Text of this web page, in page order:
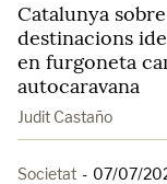
Catalunya
destinacions
en furgoneta
autocaravana
Judit Castaño
Societat - 07/07/